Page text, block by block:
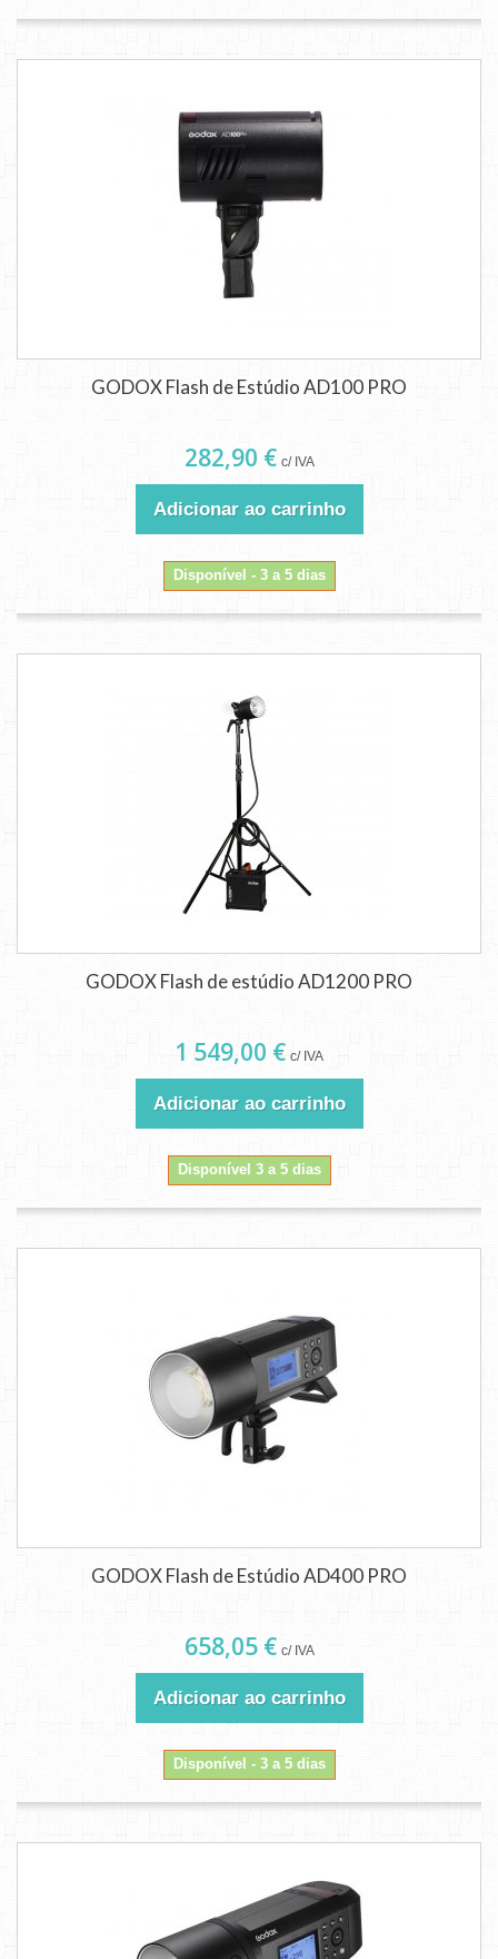
GODOX Flash de Estúdio AD100 PRO
282,90 € c/ IVA
Adicionar ao carrinho
Disponível - 3 a 5 dias
GODOX Flash de estúdio AD1200 PRO
1 549,00 € c/ IVA
Adicionar ao carrinho
Disponível 3 a 5 dias
GODOX Flash de Estúdio AD400 PRO
658,05 € c/ IVA
Adicionar ao carrinho
Disponível - 3 a 5 dias